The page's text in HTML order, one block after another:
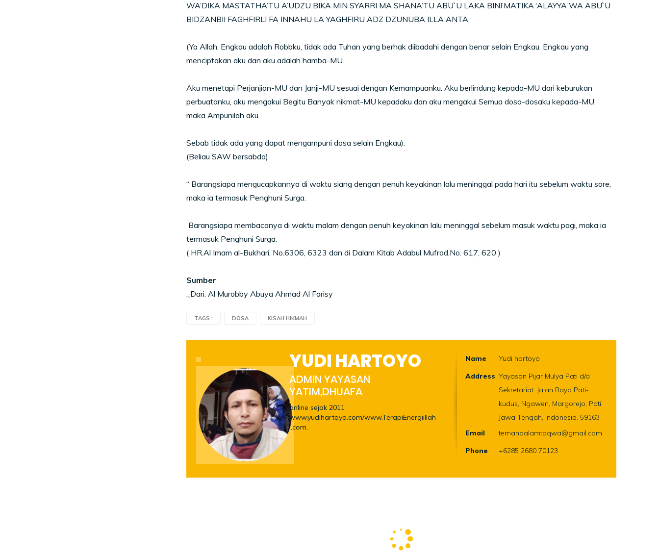
WA’DIKA MASTATHA’TU A’UDZU BIKA MIN SYARRI MA SHANA’TU ABU`U LAKA BINI’MATIKA ‘ALAYYA WA ABU`U
BIDZANBII FAGHFIRLI FA INNAHU LA YAGHFIRU ADZ DZUNUBA ILLA ANTA.
(Ya Allah, Engkau adalah Robbku, tidak ada Tuhan yang berhak diibadahi dengan benar selain Engkau. Engkau yang
menciptakan aku dan aku adalah hamba-MU.
Aku menetapi Perjanjian-MU dan Janji-MU sesuai dengan Kemampuanku. Aku berlindung kepada-MU dari keburukan
perbuatanku, aku mengakui Begitu Banyak nikmat-MU kepadaku dan aku mengakui Semua dosa-dosaku kepada-MU,
maka Ampunilah aku.
Sebab tidak ada yang dapat mengampuni dosa selain Engkau).
(Beliau SAW bersabda)
“ Barangsiapa mengucapkannya di waktu siang dengan penuh keyakinan lalu meninggal pada hari itu sebelum waktu sore,
maka ia termasuk Penghuni Surga.
Barangsiapa membacanya di waktu malam dengan penuh keyakinan lalu meninggal sebelum masuk waktu pagi, maka ia
termasuk Penghuni Surga.
( HR.Al Imam al-Bukhari, No.6306, 6323 dan di Dalam Kitab Adabul Mufrad.No. 617, 620 )
Sumber
_Dari: Al Murobby Abuya Ahmad Al Farisy
TAGS : DOSA KISAH HIKMAH
YUDI HARTOYO
ADMIN YAYASAN
YATIM,DHUAFA
online sejak 2011
www.yudihartoyo.com/www.TerapiEnergiillah
i.com,
Name
Yudi hartoyo
Address Yayasan Pijar Mulya Pati d/a
Sekretariat: Jalan Raya Pati-
kudus, Ngawen, Margorejo, Pati,
Jawa Tengah, Indonesia, 59163
Email
temandalamtaqwa@gmail.com
Phone
+6285 2680 70123